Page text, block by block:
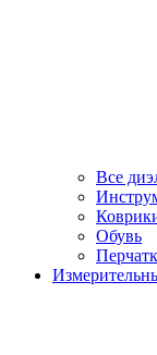
Все
Обувь